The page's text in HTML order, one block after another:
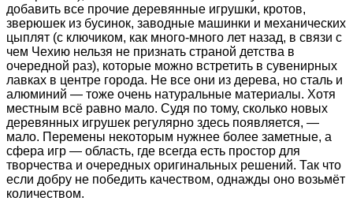
добавить все прочие деревянные игрушки, кротов,
зверюшек из бусинок, заводные машинки и механических
цыплят (с ключиком, как много-много лет назад, в связи с
чем Чехию нельзя не признать страной детства в
очередной раз), которые можно встретить в сувенирных
лавках в центре города. Не все они из дерева, но сталь и
алюминий — тоже очень натуральные материалы. Хотя
местным всё равно мало. Судя по тому, сколько новых
деревянных игрушек регулярно здесь появляется, —
мало. Перемены некоторым нужнее более заметные, а
сфера игр — область, где всегда есть простор для
творчества и очередных оригинальных решений. Так что
если добру не победить качеством, однажды оно возьмёт
количеством.